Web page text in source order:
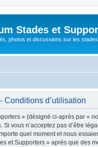
Stades et
photos et discussions sur les
Conditions d’utilisation
» (désigné ci-après par «
vous n’acceptez pas d’être
quel moment et nous
et Supporters » après que des